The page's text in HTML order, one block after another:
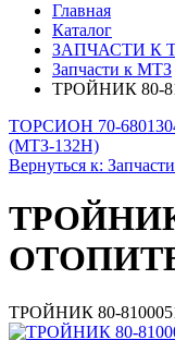
Главная
Каталог
ЗАПЧАСТИ К
Запчасти к МТЗ
ТРОЙНИК 80-
ТОРСИОН 70-
(МТЗ-132Н)
Вернуться к:
ТРОЙНИК
ТРОЙНИК 80-